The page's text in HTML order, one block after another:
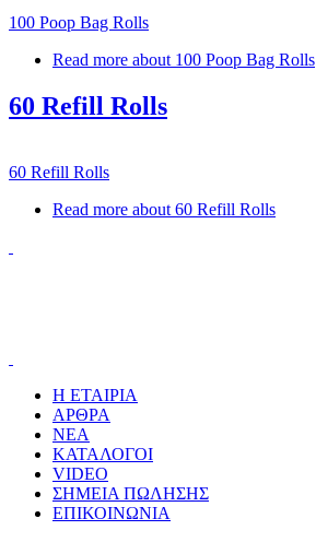
100 Poop Bag Rolls
Read more about 100 Poop Bag Rolls
60 Refill Rolls
60 Refill Rolls
Read more about 60 Refill Rolls
Η ΕΤΑΙΡΙΑ
ΑΡΘΡΑ
ΝΕΑ
ΚΑΤΑΛΟΓΟΙ
VIDEO
ΣΗΜΕΙΑ ΠΩΛΗΣΗΣ
ΕΠΙΚΟΙΝΩΝΙΑ